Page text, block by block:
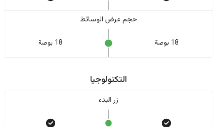
حجم عرض الوسائط
18 بوصة 18 بوصة
التكنولوجيا
زر البدء